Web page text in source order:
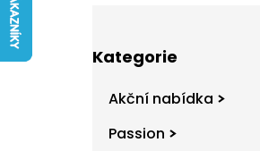
kategorie
Kategorie
Akční nabídka
Passion